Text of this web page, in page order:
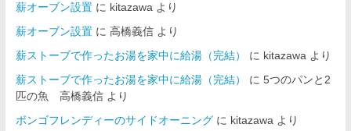
薪オーブン設置に kitazawaより
薪オーブン設置に 高橋義信より
薪ストーブで作ったお湯を家中に給湯（完結）
に kitazawaより
薪ストーブで作ったお湯を家中に給湯（完結）
に 5つのパンと2
匹の魚 高橋義信より
ボンゴフレンディーのサイドオーニングに kitazawaより